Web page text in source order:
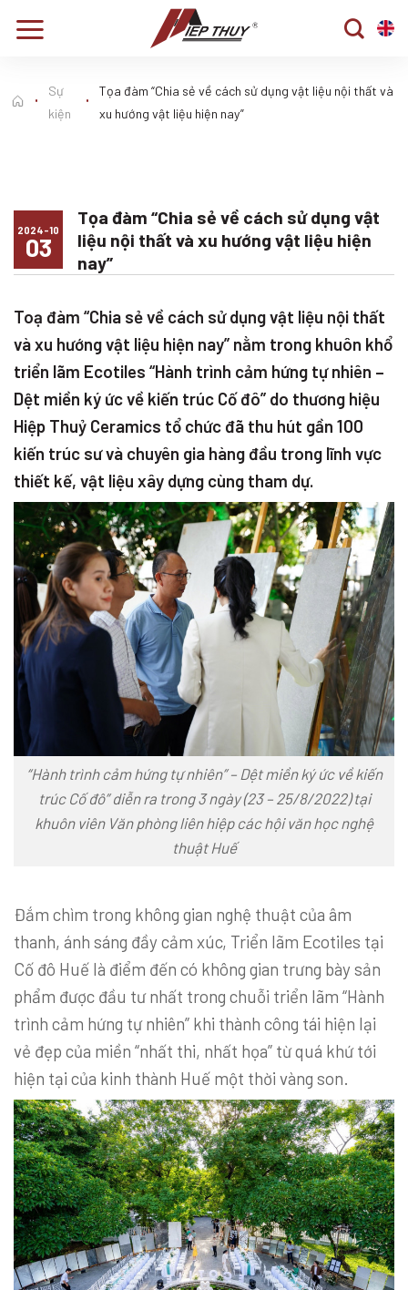
Sự
kiện
Tọa đàm “Chia sẻ về cách sử dụng vật liệu nội thất và
xu hướng vật liệu hiện nay”
2024-10
03
Tọa đàm “Chia sẻ về cách sử dụng vật
liệu nội thất và xu hướng vật liệu hiện
nay”
Toạ đàm “Chia sẻ về cách sử dụng vật liệu nội thất
và xu hướng vật liệu hiện nay” nằm trong khuôn khổ
triển lãm Ecotiles “Hành trình cảm hứng tự nhiên –
Dệt miền ký ức về kiến trúc Cố đô” do thương hiệu
Hiệp Thuỷ Ceramics tổ chức đã thu hút gần 100
kiến trúc sư và chuyên gia hàng đầu trong lĩnh vực
thiết kế, vật liệu xây dựng cùng tham dự.
“Hành trình cảm hứng tự nhiên” – Dệt miền ký ức về kiến
trúc Cố đô” diễn ra trong 3 ngày (23 – 25/8/2022) tại
khuôn viên Văn phòng liên hiệp các hội văn học nghệ
thuật Huế
Đắm chìm trong không gian nghệ thuật của âm
thanh, ánh sáng đầy cảm xúc, Triển lãm Ecotiles tại
Cố đô Huế là điểm đến có không gian trưng bày sản
phẩm được đầu tư nhất trong chuỗi triển lãm “Hành
trình cảm hứng tự nhiên” khi thành công tái hiện lại
vẻ đẹp của miền “nhất thi, nhất họa” từ quá khứ tới
hiện tại của kinh thành Huế một thời vàng son.